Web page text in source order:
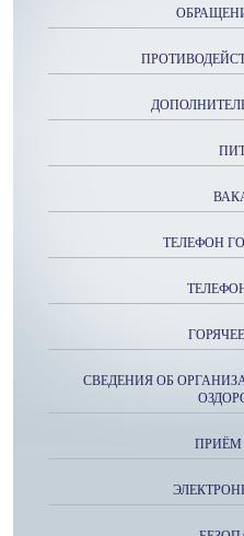
ТЕЛЕФОН
СВЕДЕНИЯ ОБ